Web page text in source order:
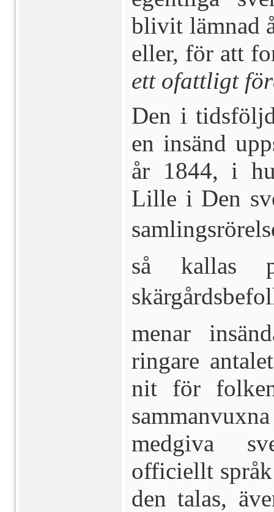
blivit lämnad
eller, för att
ett ofattligt
Den i
en insänd
år 1844, i
Lille i Den
så kallas
menar
ringare
nit för
medgiva
officiellt
den talas,